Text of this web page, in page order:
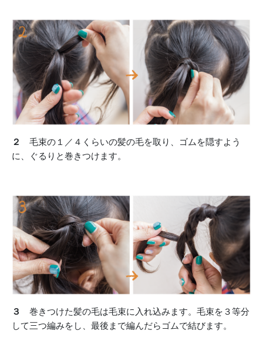
２
毛束の１／４くらいの髪の毛を取り、ゴムを隠すよう
に、ぐるりと巻きつけます。
３
巻きつけた髪の毛は毛束に入れ込みます。毛束を３等分
して三つ編みをし、最後まで編んだらゴムで結びます。